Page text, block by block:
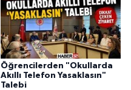
Öğrencilerden "Okullarda
Akıllı Telefon Yasaklasın"
Talebi